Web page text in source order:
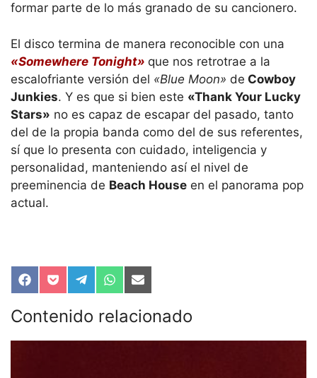
formar parte de lo más granado de su cancionero.
El disco termina de manera reconocible con una
«Somewhere Tonight» que nos retrotrae a la
escalofriante versión del «Blue Moon» de Cowboy
Junkies. Y es que si bien este «Thank Your Lucky
Stars» no es capaz de escapar del pasado, tanto
del de la propia banda como del de sus referentes,
sí que lo presenta con cuidado, inteligencia y
personalidad, manteniendo así el nivel de
preeminencia de Beach House en el panorama pop
actual.
Compartir
en
Facebook
Compartir
en
Pocket
Compartir
en
Telegram
Compartir
en
WhatsApp
Compartir
en
Email
Contenido relacionado